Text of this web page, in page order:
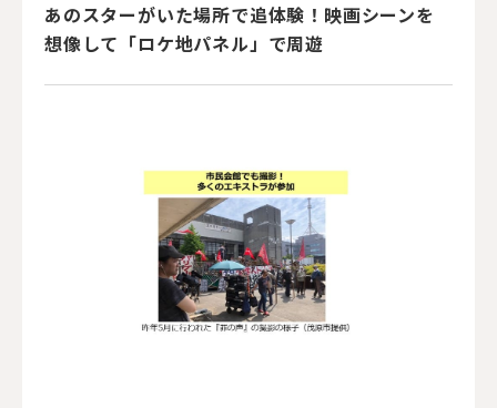
あのスターがいた場所で追体験！映画シーンを
想像して「ロケ地パネル」で周遊